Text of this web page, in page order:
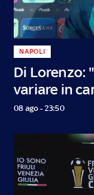
Di Lorenzo:
variare in
NAPOLI
08 ago - 23:50